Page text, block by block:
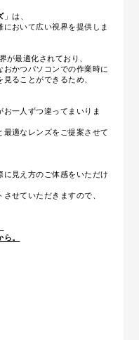
」は、
において広い視界を提供しま
が最適化されており、
かつパソコンでの作業時に
ることができるため、
一人ずつ違ってまいりま
適なレンズをご提案させて
に見え方のご体感をいただけ
せていただきますので、
。